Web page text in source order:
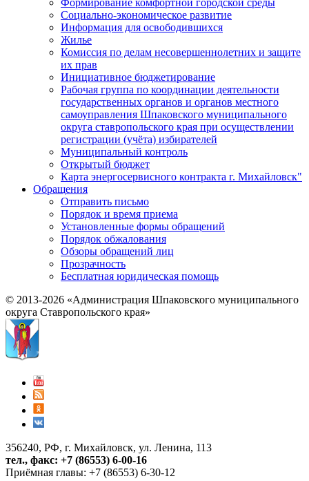
Формирование комфортной городской среды
Социально-экономическое развитие
Информация для освободившихся
Жилье
Комиссия по делам несовершеннолетних и защите
их прав
Инициативное бюджетирование
Рабочая группа по координации деятельности
государственных органов и органов местного
самоуправления Шпаковского муниципального
округа ставропольского края при осуществлении
регистрации (учёта) избирателей
Муниципальный контроль
Открытый бюджет
Карта энергосервисного контракта г. Михайловск"
Обращения
Отправить письмо
Порядок и время приема
Установленные формы обращений
Порядок обжалования
Обзоры обращений лиц
Прозрачность
Бесплатная юридическая помощь
© 2013-2026 «Администрация Шпаковского муниципального
округа Ставропольского края»
356240, РФ, г. Михайловск, ул. Ленина, 113
тел., факс: +7 (86553) 6-00-16
Приёмная главы: +7 (86553) 6-30-12